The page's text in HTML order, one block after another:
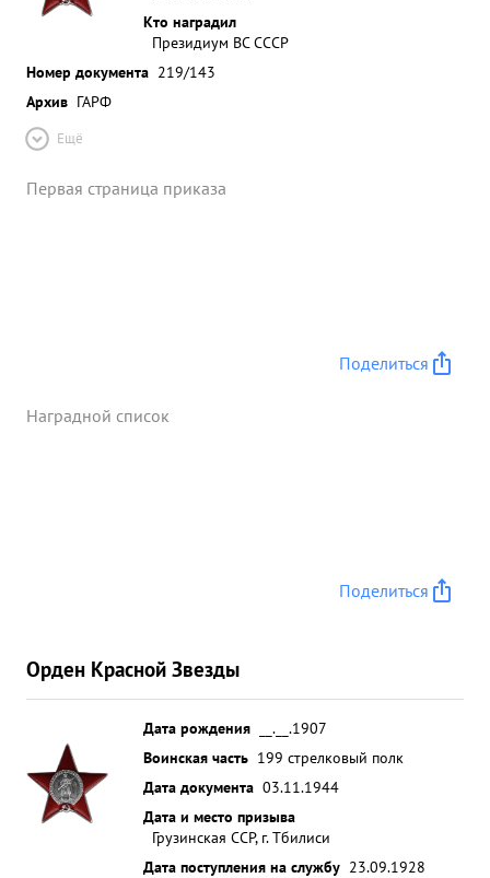
Кто наградил
Президиум ВС СССР
Номер документа 219/143
Архив ГАРФ
Ещё
Первая страница приказа
Поделиться
Наградной список
Поделиться
Орден Красной Звезды
Дата рождения
__.__.1907
Воинская часть 199 стрелковый полк
Дата документа 03.11.1944
Дата и место призыва
Грузинская ССР, г. Тбилиси
Дата поступления на службу 23.09.1928